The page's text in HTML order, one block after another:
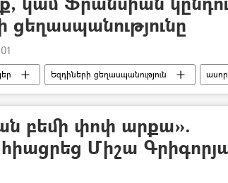
ցեղասպանությունը
Եզդիների ցեղասպանություն
բեմի փոփ արքա».
Միշա